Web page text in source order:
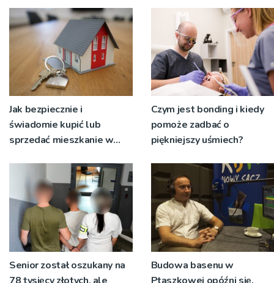
niecodziennych
okolicznościach
Jak bezpiecznie i
świadomie kupić lub
sprzedać mieszkanie w
Czym jest bonding i kiedy
pomoże zadbać o
piękniejszy uśmiech?
Senior został oszukany na
78 tysięcy złotych, ale
Budowa basenu w
Ptaszkowej opóźni się.